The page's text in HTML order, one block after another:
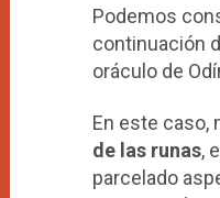
Podemos
continuación
oráculo de
En este caso,
de las runas,
parcelado